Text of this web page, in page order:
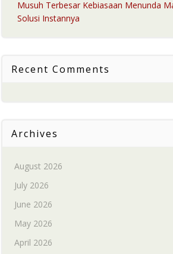
Musuh Terbesar Kebiasaan Menunda
Solusi Instannya
Recent Comments
Archives
August 2026
July 2026
June 2026
May 2026
April 2026